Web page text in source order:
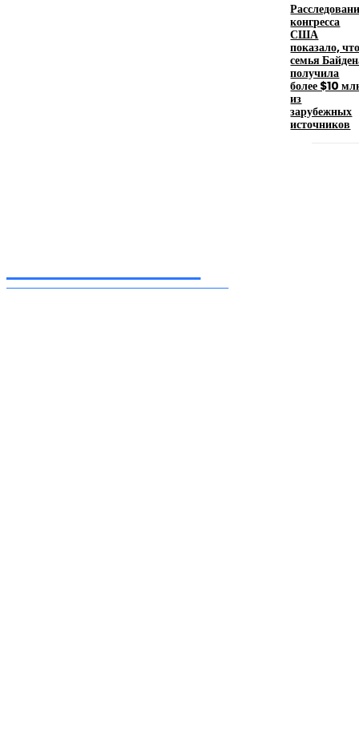
Девушка в бокале: легендарный номер бурлеска
конгресса
США
показало,
семья
получила
более $10
из
зарубежных
источников